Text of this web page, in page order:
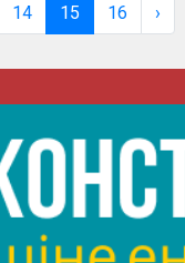
14 15 16 ›